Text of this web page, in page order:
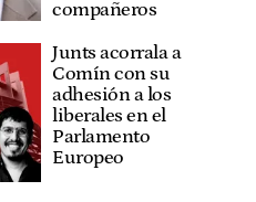
compañeros
Junts acorrala a
Comín con su
adhesión a los
liberales en el
Parlamento
Europeo